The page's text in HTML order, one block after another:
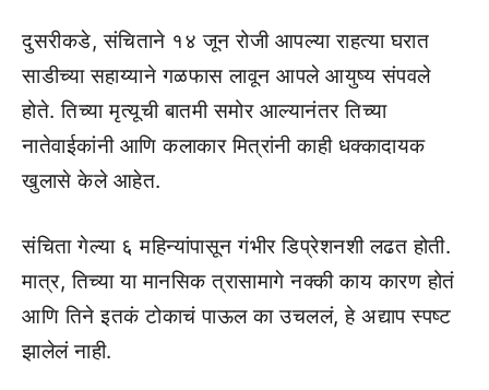
दुसरीकडे, संचिताने १४ जून रोजी आपल्या राहत्या घरात
साडीच्या सहाय्याने गळफास लावून आपले आयुष्य संपवले
होते. तिच्या मृत्यूची बातमी समोर आल्यानंतर तिच्या
नातेवाईकांनी आणि कलाकार मित्रांनी काही धक्कादायक
खुलासे केले आहेत.
संचिता गेल्या ६ महिन्यांपासून गंभीर डिप्रेशनशी लढत होती.
मात्र, तिच्या या मानसिक त्रासामागे नक्की काय कारण होतं
आणि तिने इतकं टोकाचं पाऊल का उचललं, हे अद्याप स्पष्ट
झालेलं नाही.